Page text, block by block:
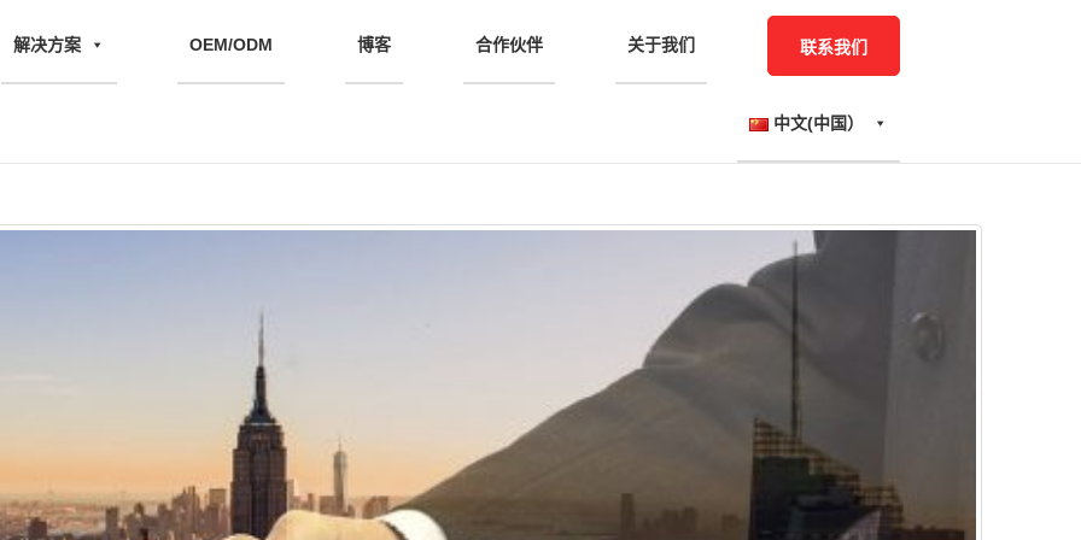
解决方案 OEM/ODM 博客 合作伙伴 关于我们 联系我们
中文(中国）